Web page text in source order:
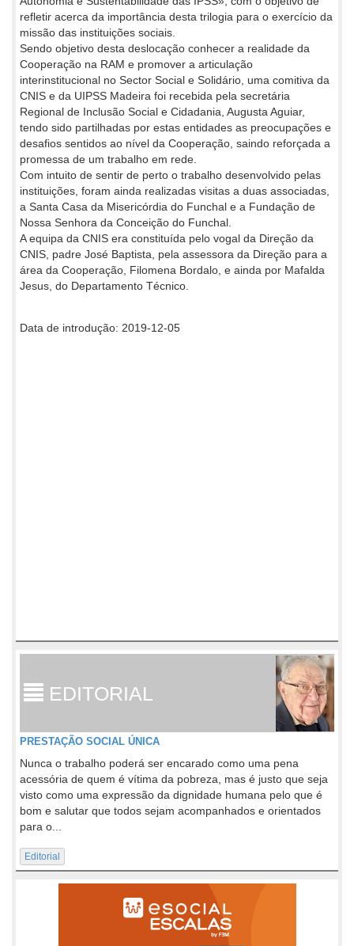
refletir acerca da importância desta trilogia para o exercício da
missão das instituições sociais.
Sendo objetivo desta deslocação conhecer a realidade da
Cooperação na RAM e promover a articulação
interinstitucional no Sector Social e Solidário, uma comitiva da
CNIS e da UIPSS Madeira foi recebida pela secretária
Regional de Inclusão Social e Cidadania, Augusta Aguiar,
tendo sido partilhadas por estas entidades as preocupações e
desafios sentidos ao nível da Cooperação, saindo reforçada a
promessa de um trabalho em rede.
Com intuito de sentir de perto o trabalho desenvolvido pelas
instituições, foram ainda realizadas visitas a duas associadas,
a Santa Casa da Misericórdia do Funchal e a Fundação de
Nossa Senhora da Conceição do Funchal.
A equipa da CNIS era constituída pelo vogal da Direção da
CNIS, padre José Baptista, pela assessora da Direção para a
área da Cooperação, Filomena Bordalo, e ainda por Mafalda
Jesus, do Departamento Técnico.
Data de introdução: 2019-12-05
EDITORIAL
PRESTAÇÃO SOCIAL ÚNICA
Nunca o trabalho poderá ser encarado como uma pena
acessória de quem é vítima da pobreza, mas é justo que seja
visto como uma expressão da dignidade humana pelo que é
bom e salutar que todos sejam acompanhados e orientados
para o...
Editorial